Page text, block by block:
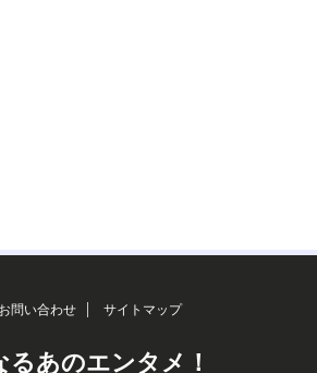
お問い合わせ サイトマップ
るあのエンタメ！